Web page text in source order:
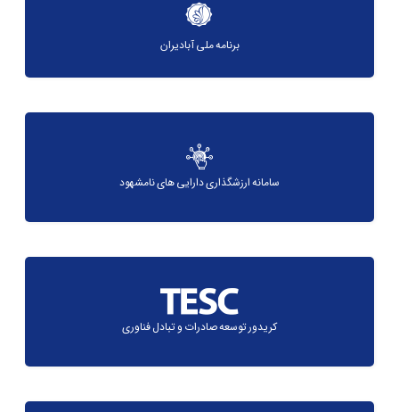
برنامه ملی آبادیران
سامانه ارزشگذاری دارایی های نامشهود
کریدور توسعه صادرات و تبادل فناوری